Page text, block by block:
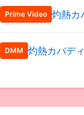
Prime Video 灼熱カ
DMM 灼熱カバディ